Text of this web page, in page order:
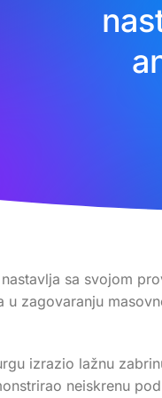
nastavlja sa svojom
u zagovaranju
izrazio lažnu
neiskrenu